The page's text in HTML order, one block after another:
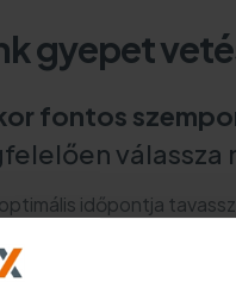
gyepet
fontos
válassza
időpontja
körül következik be
amikor már alig